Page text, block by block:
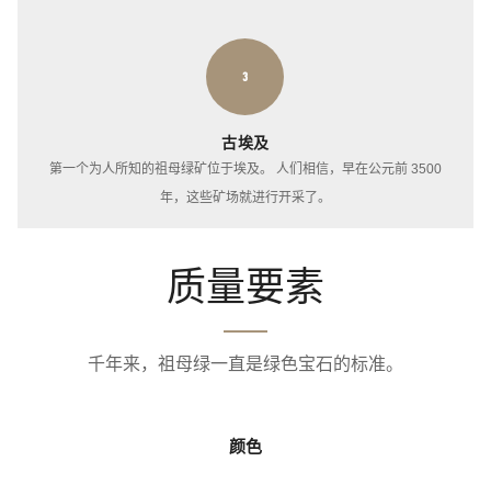
3
古埃及
第一个为人所知的祖母绿矿位于埃及。 人们相信，早在公元前 3500
年，这些矿场就进行开采了。
质量要素
千年来，祖母绿一直是绿色宝石的标准。
颜色